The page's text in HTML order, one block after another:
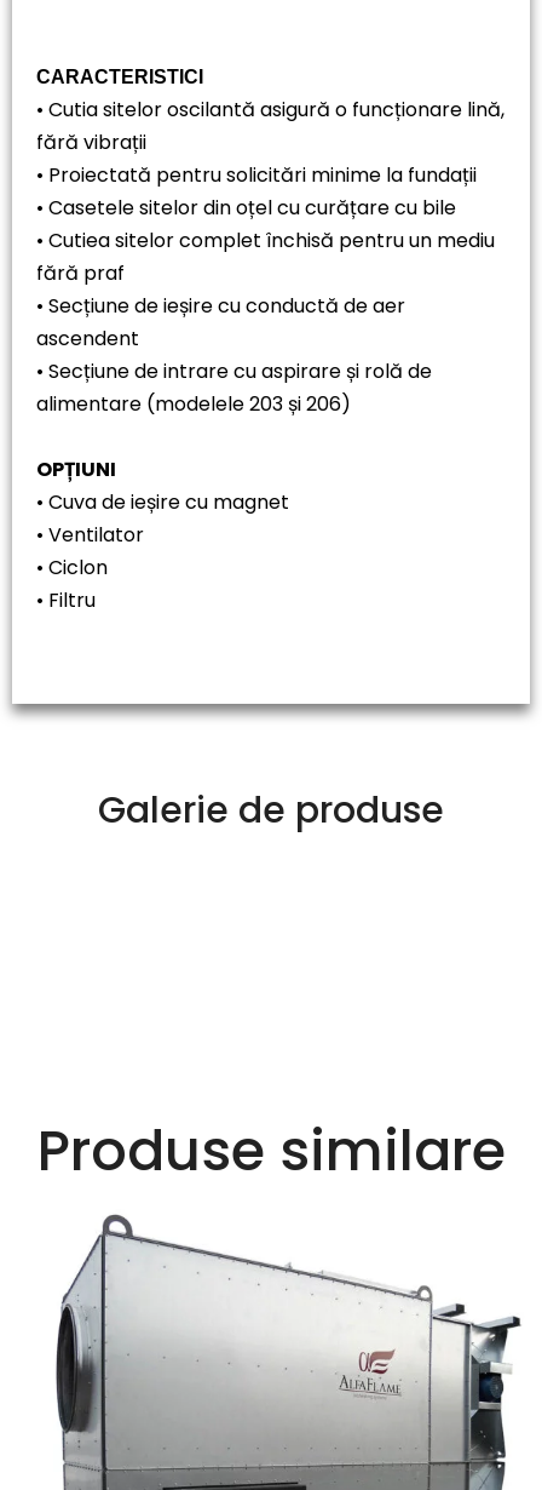
CARACTERISTICI
• Cutia sitelor oscilantă asigură o funcționare lină,
fără vibrații
• Proiectată pentru solicitări minime la fundații
• Casetele sitelor din oțel cu curățare cu bile
• Cutiea sitelor complet închisă pentru un mediu
fără praf
• Secțiune de ieșire cu conductă de aer
ascendent
• Secțiune de intrare cu aspirare și rolă de
alimentare (modelele 203 și 206)
OPȚIUNI
• Cuva de ieșire cu magnet
• Ventilator
• Ciclon
• Filtru
Galerie de produse
Produse similare